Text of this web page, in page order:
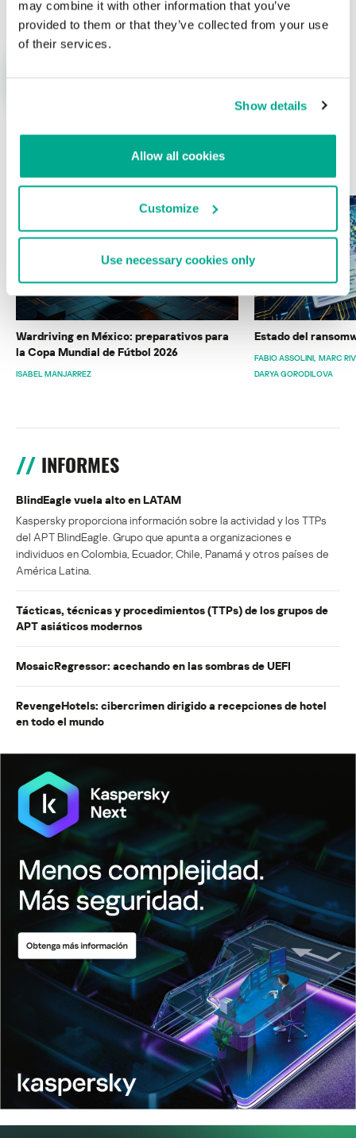
may combine it with other information that you’ve
provided to them or that they’ve collected from your use
of their services.
Show details
Allow all cookies
Customize
Use necessary cookies only
ÚLTIMAS PUBLICACIONES
Wardriving en México: preparativos para
la Copa Mundial de Fútbol 2026
ISABEL MANJARREZ
Estado del
FABIO ASSOLINI MARC
DARYA GORODILOVA
INFORMES
BlindEagle vuela alto en LATAM
Kaspersky proporciona información sobre la actividad y los TTPs
del APT BlindEagle. Grupo que apunta a organizaciones e
individuos en Colombia, Ecuador, Chile, Panamá y otros países de
América Latina.
Tácticas, técnicas y procedimientos (TTPs) de los grupos de
APT asiáticos modernos
MosaicRegressor: acechando en las sombras de UEFI
RevengeHotels: cibercrimen dirigido a recepciones de hotel
en todo el mundo